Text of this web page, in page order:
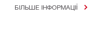
БІЛЬШЕ ІНФОРМАЦІЇ